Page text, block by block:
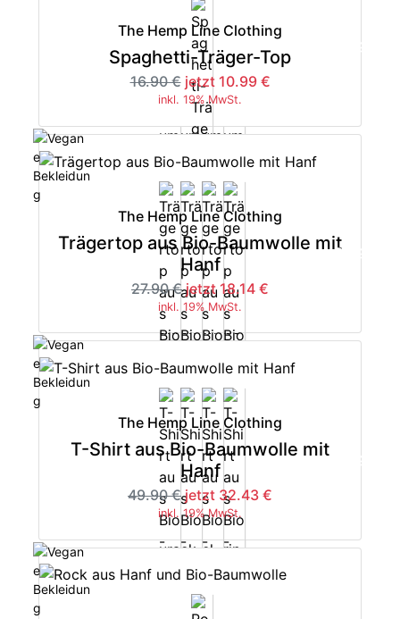
The Hemp Line Clothing
Spaghetti-Träger-Top
16.90 € jetzt 10.99 €
inkl. 19% MwSt.
-35%
The Hemp Line Clothing
Trägertop aus Bio-Baumwolle mit
Hanf
27.90 € jetzt 18.14 €
inkl. 19% MwSt.
-35%
The Hemp Line Clothing
T-Shirt aus Bio-Baumwolle mit
Hanf
49.90 € jetzt 32.43 €
inkl. 19% MwSt.
-35%